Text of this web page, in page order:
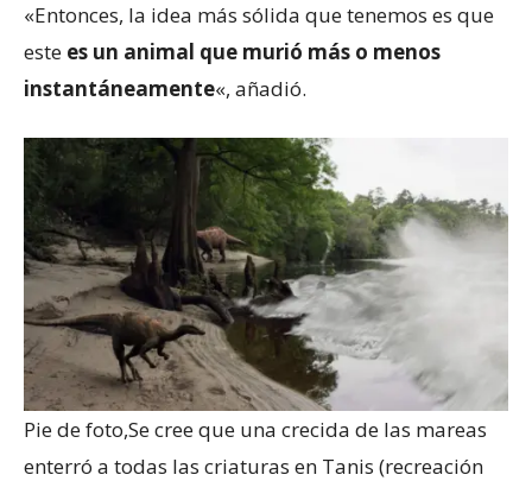
«Entonces, la idea más sólida que tenemos es que
este es un animal que murió más o menos
instantáneamente«, añadió.
Pie de foto,Se cree que una crecida de las mareas
enterró a todas las criaturas en Tanis (recreación